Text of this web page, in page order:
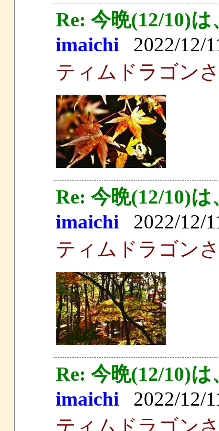
Re: 今晩(12/10)
imaichi 2022/12/
ティムドラゴン
Re: 今晩(12/10)
imaichi 2022/12/
ティムドラゴン
Re: 今晩(12/10)
imaichi 2022/12/
ティムドラゴン